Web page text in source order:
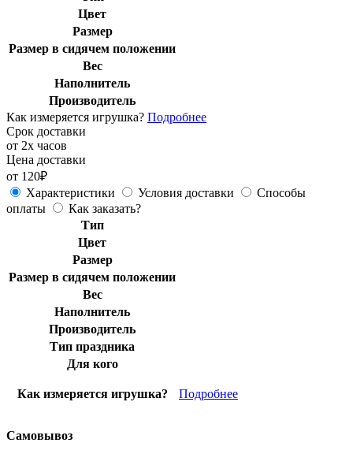
Цвет
Размер
Размер в сидячем положении
Вес
Наполнитель
Производитель
Как измеряется игрушка? Подробнее
Срок доставки
от 2х часов
Цена доставки
от 120₽
Характеристики
Условия доставки
Способы
оплаты
Как заказать?
Тип
Цвет
Размер
Размер в сидячем положении
Вес
Наполнитель
Производитель
Тип праздника
Для кого
Как измеряется игрушка? Подробнее
Самовывоз